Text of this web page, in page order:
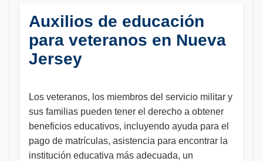
Auxilios de educación
para veteranos en Nueva
Jersey
Los veteranos, los miembros del servicio militar y
sus familias pueden tener el derecho a obtener
beneficios educativos, incluyendo ayuda para el
pago de matrículas, asistencia para encontrar la
institución educativa más adecuada, un